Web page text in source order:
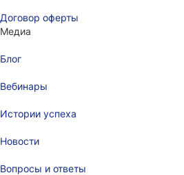
Договор оферты
Медиа
Блог
Вебинары
Истории успеха
Новости
Вопросы и ответы